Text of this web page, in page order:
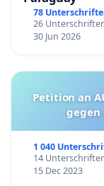
78
26
30 Jun 2026
Petition an
gegen
1 040
14
15 Dec 2023